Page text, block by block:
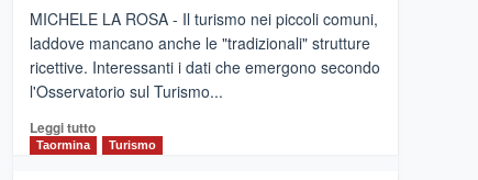
collegamento
tra
Catania
e
operato
da
MICHELE LA ROSA - Il turismo nei piccoli comuni,
laddove mancano anche le "tradizionali" strutture
ricettive. Interessanti i dati che emergono secondo
l'Osservatorio sul Turismo...
Leggi tuttoLeggi
Taormina Turismo